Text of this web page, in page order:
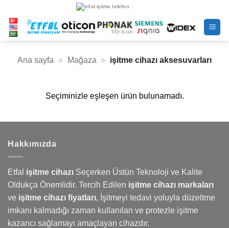
atla
Ana sayfa » Mağaza » işitme cihazı aksesuvarları
Seçiminizle eşleşen ürün bulunamadı.
Hakkımızda
Etfal işitme cihazı Seçerken Üstün Teknoloji ve Kalite
Oldukça Önemlidir. Tercih Edilen işitme cihazı markaları
ve işitme cihazı fiyatları, İşitmeyi tedavi yoluyla düzeltme
imkanı kalmadığı zaman kullanılan ve protezle işitme
kazancı sağlamayı amaçlayan cihazdır.